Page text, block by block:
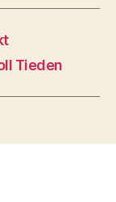
Tieden